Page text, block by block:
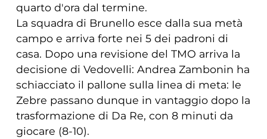
quarto d'ora dal termine.
La squadra di Brunello esce dalla sua metà
campo e arriva forte nei 5 dei padroni di
casa. Dopo una revisione del TMO arriva la
decisione di Vedovelli: Andrea Zambonin ha
schiacciato il pallone sulla linea di meta: le
Zebre passano dunque in vantaggio dopo la
trasformazione di Da Re, con 8 minuti da
giocare (8-10).